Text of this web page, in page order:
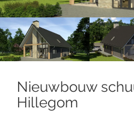
Nieuwbouw
Hillegom